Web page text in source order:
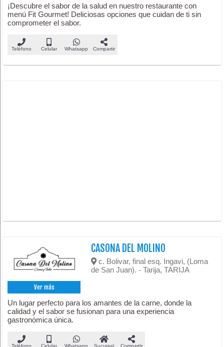
¡Descubre el sabor de la salud en nuestro restaurante con
menú Fit Gourmet! Deliciosas opciones que cuidan de ti sin
comprometer el sabor.
Teléfono Celular Whatsapp Compartir
Ver más
CASONA DEL MOLINO
c. Bolivar, final esq. Ingavi, (Loma
de San Juan). - Tarija, TARIJA
Un lugar perfecto para los amantes de la carne, donde la
calidad y el sabor se fusionan para una experiencia
gastronómica única.